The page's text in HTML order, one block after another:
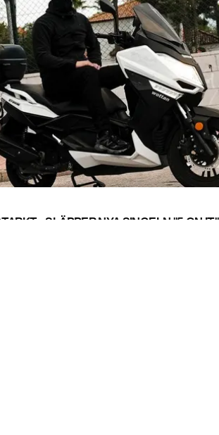
- SLÄPPER NYA SINGELN "5 ON IT"